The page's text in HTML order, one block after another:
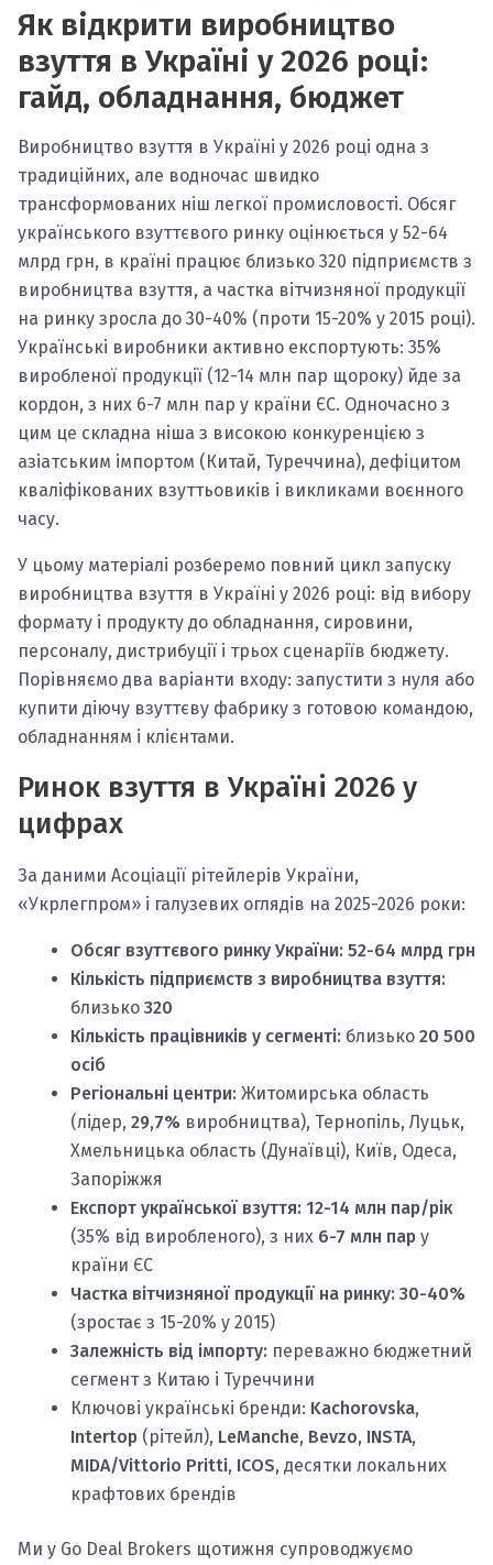
Як відкрити виробництво
взуття в Україні у 2026 році:
гайд, обладнання, бюджет
Виробництво взуття в Україні у 2026 році одна з
традиційних, але водночас швидко
трансформованих ніш легкої промисловості. Обсяг
українського взуттєвого ринку оцінюється у 52-64
млрд грн, в країні працює близько 320 підприємств з
виробництва взуття, а частка вітчизняної продукції
на ринку зросла до 30-40% (проти 15-20% у 2015 році).
Українські виробники активно експортують: 35%
виробленої продукції (12-14 млн пар щороку) йде за
кордон, з них 6-7 млн пар у країни ЄС. Одночасно з
цим це складна ніша з високою конкуренцією з
азіатським імпортом (Китай, Туреччина), дефіцитом
кваліфікованих взуттьовиків і викликами воєнного
часу.
У цьому матеріалі розберемо повний цикл запуску
виробництва взуття в Україні у 2026 році: від вибору
формату і продукту до обладнання, сировини,
персоналу, дистрибуції і трьох сценаріїв бюджету.
Порівняємо два варіанти входу: запустити з нуля або
купити діючу взуттєву фабрику з готовою командою,
обладнанням і клієнтами.
Ринок взуття в Україні 2026 у
цифрах
За даними Асоціації рітейлерів України,
«Укрлегпром» і галузевих оглядів на 2025-2026 роки:
Обсяг взуттєвого ринку України: 52-64 млрд грн
Кількість підприємств з виробництва взуття:
близько 320
Кількість працівників у сегменті: близько 20 500
осіб
Регіональні центри: Житомирська область
(лідер, 29,7% виробництва), Тернопіль, Луцьк,
Хмельницька область (Дунаївці), Київ, Одеса,
Запоріжжя
Експорт української взуття: 12-14 млн пар/рік
(35% від виробленого), з них 6-7 млн пар у
країни ЄС
Частка вітчизняної продукції на ринку: 30-40%
(зростає з 15-20% у 2015)
Залежність від імпорту: переважно бюджетний
сегмент з Китаю і Туреччини
Ключові українські бренди: Kachorovska,
Intertop (рітейл), LeManche, Bevzo, INSTA,
MIDA/Vittorio Pritti, ICOS, десятки локальних
крафтових брендів
Ми у Go Deal Brokers щотижня супроводжуємо